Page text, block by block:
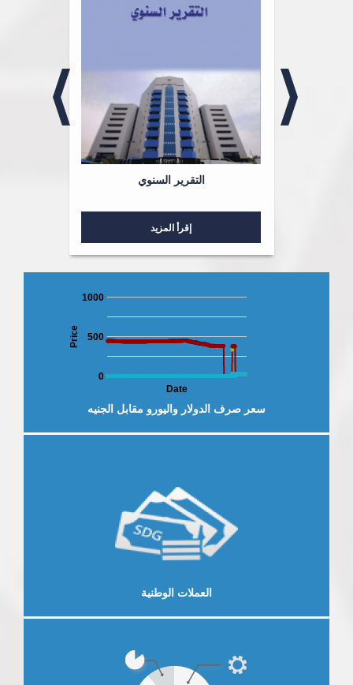
التقرير السنوي
إقرأ المزيد
العرض الاقتصادي والمالي
إقرأ المزيد
0
500
1000
Date
Price
سعر صرف الدولار واليورو مقابل الجنيه
العملات الوطنية